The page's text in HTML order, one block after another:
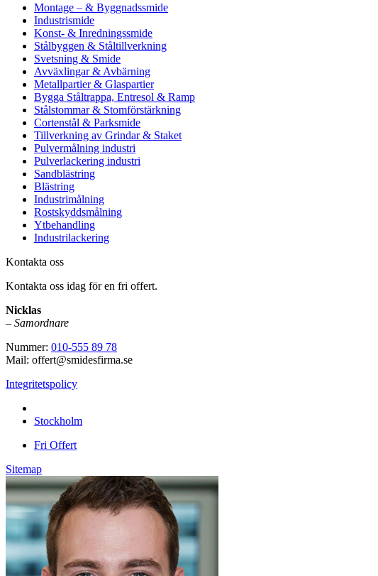
Montage – & Byggnadssmide
Industrismide
Konst- & Inredningssmide
Stålbyggen & Ståltillverkning
Svetsning & Smide
Avväxlingar & Avbärning
Metallpartier & Glaspartier
Bygga Ståltrappa, Entresol & Ramp
Stålstommar & Stomförstärkning
Cortenstål & Parksmide
Tillverkning av Grindar & Staket
Pulvermålning industri
Pulverlackering industri
Sandblästring
Blästring
Industrimålning
Rostskyddsmålning
Ytbehandling
Industrilackering
Kontakta oss
Kontakta oss idag för en fri offert.
Nicklas
– Samordnare
Nummer: 010-555 89 78
Mail: offert@smidesfirma.se
Integritetspolicy
Stockholm
Fri Offert
Sitemap